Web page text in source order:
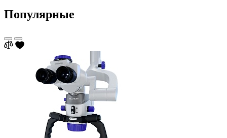
Популярные